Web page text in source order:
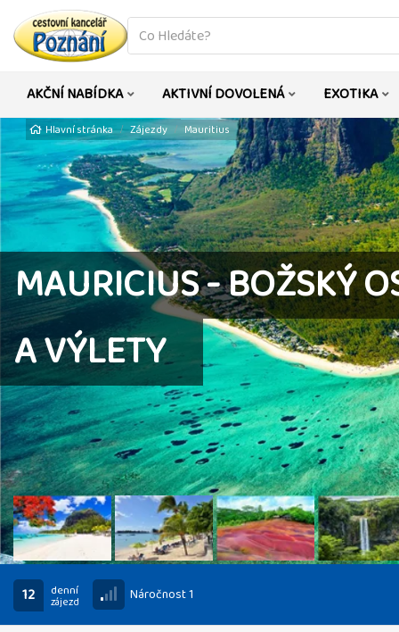
co
hledáte
AKČNÍ NABÍDKA AKTIVNÍ DOVOLENÁ EXOTIKA
Hlavní stránka Zájezdy Mauritius
MAURICIUS - BOŽSKÝ
A VÝLETY
12 denní
zájezd Náročnost 1